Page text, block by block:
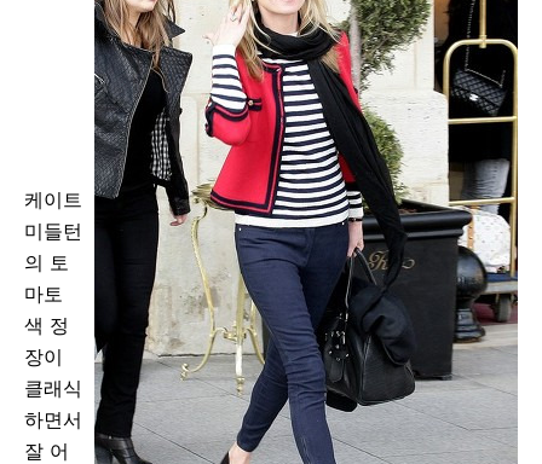
케이트
미들턴
의 토
마토
색 정
장이
클래식
하면서
잘 어